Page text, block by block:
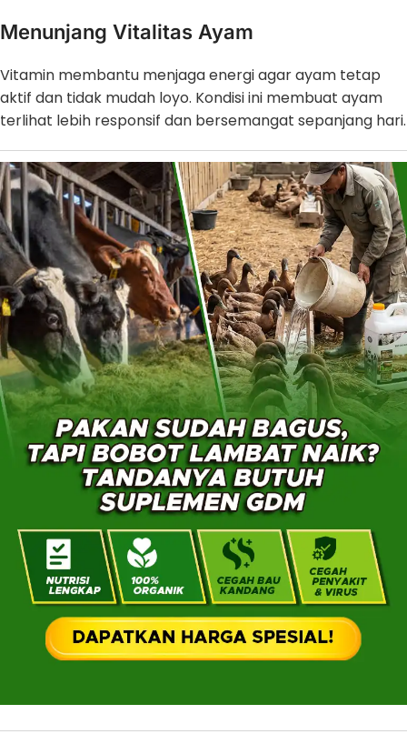
Menunjang Vitalitas Ayam
Vitamin membantu menjaga energi agar ayam tetap
aktif dan tidak mudah loyo. Kondisi ini membuat ayam
terlihat lebih responsif dan bersemangat sepanjang hari.